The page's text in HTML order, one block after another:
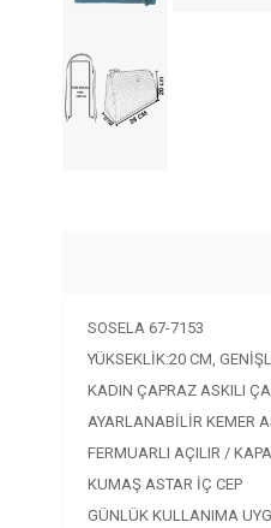
SOSELA 67-7153
YÜKSEKLİK:20 CM,
KADIN ÇAPRAZ ASKILI
AYARLANABİLİR KEMER
FERMUARLI AÇILIR /
KUMAŞ ASTAR İÇ CEP
GÜNLÜK KULLANIMA